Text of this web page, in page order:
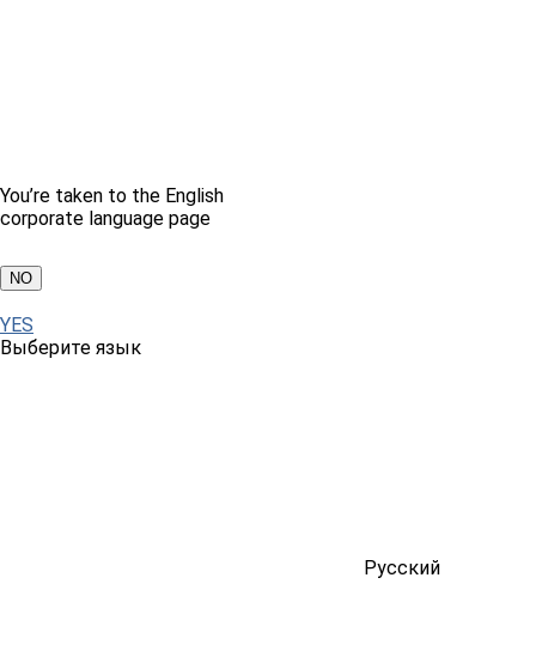
You’re taken to the English
corporate language page
NO
YES
Выберите язык
Русский